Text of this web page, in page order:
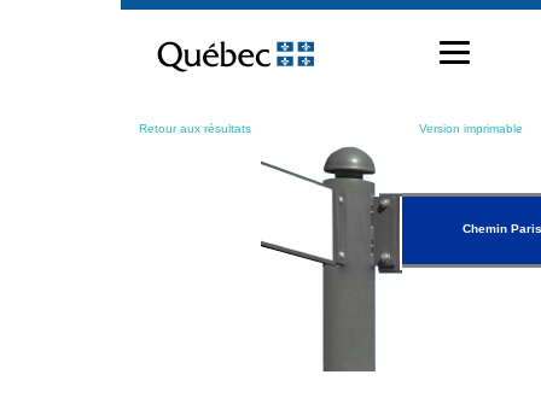
contenu
Retour aux résultats Version imprimable
Chemin